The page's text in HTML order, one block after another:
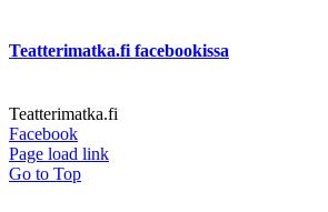
Teatterimatka.fi facebookissa
Teatterimatka.fi
Facebook
Page load link
Go to Top